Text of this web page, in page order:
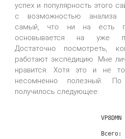
успех и популярность этого
с возможностью анализа
самый, что ни на есть
основывается на уже
Достаточно посмотреть,
работают экспедицию. Мне
нравится. Хотя это и не
несомненно полезный. По
получилось следующее: